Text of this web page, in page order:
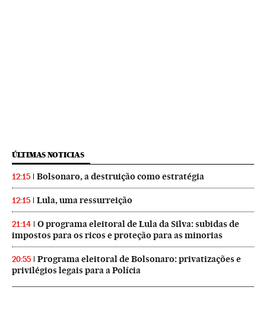
ÚLTIMAS NOTICIAS
12:15 Bolsonaro, a destruição como estratégia
12:15 Lula, uma ressurreição
21:14
O programa eleitoral de Lula da Silva: subidas de
impostos para os ricos e proteção para as minorias
20:55
Programa eleitoral de Bolsonaro: privatizações e
privilégios legais para a Polícia